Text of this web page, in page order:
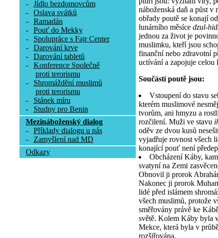
-
Jídlo bezdomovcům
-
Oslava svátků
-
Ramadán
-
Pouť do Mekky
-
Spolupráce s Fajr Center
-
Darování krve
-
Darování tabletů
-
Konference Společně
proti terorismu
-
Shromáždění muslimů
proti terorismu
-
Stánek míru
-
Studny pro Benin
Mezináboženský dialog
-
Příklady dialogu u nás
-
Zamyšlení nad MD
Odkazy
náboženská daň a půst
obřady poutě se konají
lunárního měsíce dzul-
jednou za život je
muslimku, kteří jsou
finanční nebo zdravotní
uctívání a zapojuje celou
Součástí poutě jsou:
Vstoupení do stavu
kterém muslimové
tvorům, ani hmyzu a
rozčilení. Muži ve stavu
oděv ze dvou kusů
vyjadřuje rovnost všech
konající pouť není
Obcházení Káby,
svatyní na Zemi
Obnovil ji prorok
Nakonec ji prorok
lidé před islámem
všech muslimů, protože
směřovány právě ke
světě. Kolem Káby byla
Mekce, která byla v
rozšiřována.